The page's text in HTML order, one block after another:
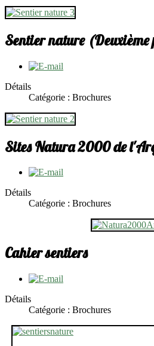
Sentier nature
Détails
Catégorie : Brochures
Sites Natura 2000 de
Détails
Catégorie : Brochures
Cahier sentiers
Détails
Catégorie : Brochures